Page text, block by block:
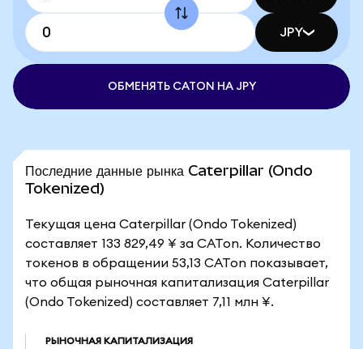
JPY
ОБМЕНЯТЬ CATON НА JPY
Последние данные рынка Caterpillar (Ondo
Tokenized)
Текущая цена Caterpillar (Ondo Tokenized)
составляет 133 829,49 ¥ за CATon. Количество
токенов в обращении 53,13 CATon показывает,
что общая рыночная капитализация Caterpillar
(Ondo Tokenized) составляет 7,11 млн ¥.
РЫНОЧНАЯ КАПИТАЛИЗАЦИЯ